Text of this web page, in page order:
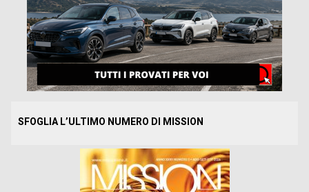
SFOGLIA L’ULTIMO NUMERO DI MISSION